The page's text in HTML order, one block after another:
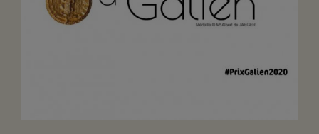
UN PETIT PRINCE